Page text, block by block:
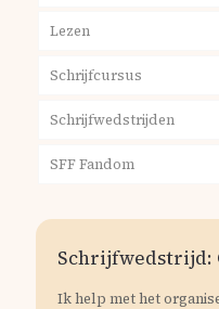
Lezen
Schrijfcursus
Schrijfwedstrijden
SFF Fandom
Schrijfwedstrijd:
Ik help met het